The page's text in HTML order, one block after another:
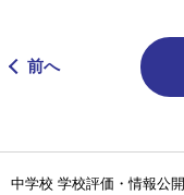
前へ
中学校 学校評価・情報公開